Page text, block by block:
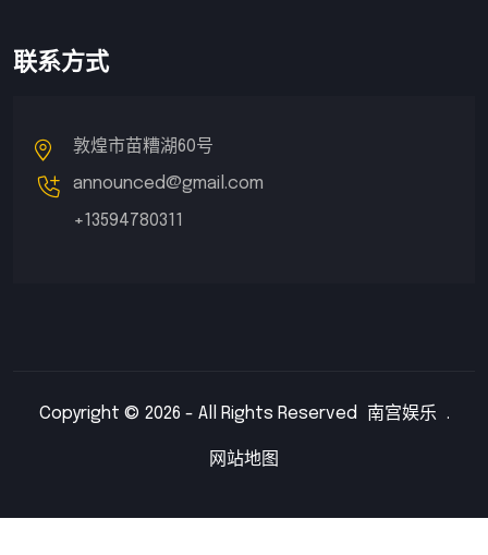
联系方式
敦煌市苗糟湖60号
announced@gmail.com
+13594780311
Copyright © 2026 - All Rights Reserved 南宫娱乐 .
网站地图